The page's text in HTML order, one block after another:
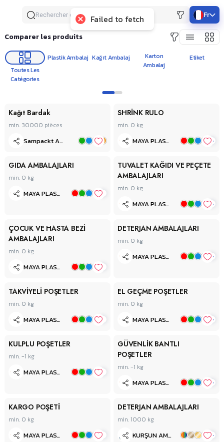
Fr
Comparer les produits
Toutes Les
Catégories
Plastik Ambalaj Kağıt Ambalaj
Karton
Ambalaj
Etiket
1 2
Kağıt Bardak
min. 30000 pièces
Sampackt Ambalaj Sanayi ve Ticaret Limited Şirketi
SHRİNK RULO
min. 0 kg
MAYA PLASTİK +
GIDA AMBALAJLARI
min. 0 kg
MAYA PLASTİK +
TUVALET KAĞIDI VE PEÇETE
AMBALAJLARI
min. 0 kg
MAYA PLASTİK +
ÇOCUK VE HASTA BEZİ
AMBALAJLARI
min. 0 kg
MAYA PLASTİK +
DETERJAN AMBALAJLARI
min. 0 kg
MAYA PLASTİK +
TAKVİYELİ POŞETLER
min. 0 kg
MAYA PLASTİK +
EL GEÇME POŞETLER
min. 0 kg
MAYA PLASTİK +
KULPLU POŞETLER
min. -1 kg
MAYA PLASTİK +
GÜVENLİK BANTLI
POŞETLER
min. -1 kg
MAYA PLASTİK +
KARGO POŞETİ
min. 0 kg
MAYA PLASTİK +
DETERJAN AMBALAJLARI
min. 1000 kg
KURŞUN AMBALAJ +
Failed to fetch